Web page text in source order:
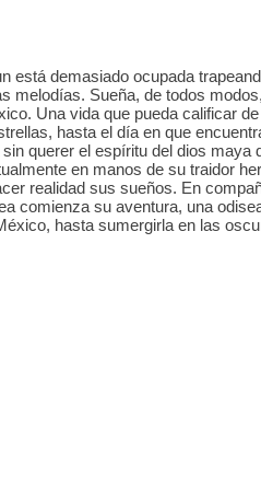
está demasiado ocupada
melodías. Sueña, de todos
Una vida que pueda calificar
hasta el día en que
querer el espíritu del dios maya
en manos de su traidor
realidad sus sueños. En
comienza su aventura, una
hasta sumergirla en las